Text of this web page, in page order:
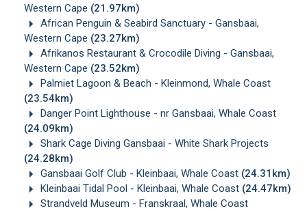
Western Cape (21.97km)
African Penguin & Seabird Sanctuary - Gansbaai,
Western Cape (23.27km)
Afrikanos Restaurant & Crocodile Diving - Gansbaai,
Western Cape (23.52km)
Palmiet Lagoon & Beach - Kleinmond, Whale Coast
(23.54km)
Danger Point Lighthouse - nr Gansbaai, Whale Coast
(24.09km)
Shark Cage Diving Gansbaai - White Shark Projects
(24.28km)
Gansbaai Golf Club - Kleinbaai, Whale Coast (24.31km)
Kleinbaai Tidal Pool - Kleinbaai, Whale Coast (24.47km)
Strandveld Museum - Franskraal, Whale Coast